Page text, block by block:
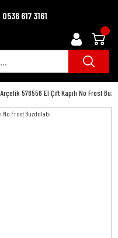
0536 617 3161
Arçelik 578556 EI Çift Kapılı No Frost